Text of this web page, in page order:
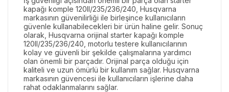
kapağı komple 120II/235/236/240, Husqvarna
markasının güvenilirliği ile birleşince kullanıcıların
güvenle kullanabilecekleri bir ürün haline gelir. Sonuç
olarak, Husqvarna orijinal starter kapağı komple
120II/235/236/240, motorlu testere kullanıcılarının
kolay ve güvenli bir şekilde çalışmalarına yardımcı
olan önemli bir parçadır. Orijinal parça olduğu için
kaliteli ve uzun ömürlü bir kullanım sağlar. Husqvarna
markasının güvencesi ile kullanıcıların işlerine daha
rahat odaklanmalarını sağlar.